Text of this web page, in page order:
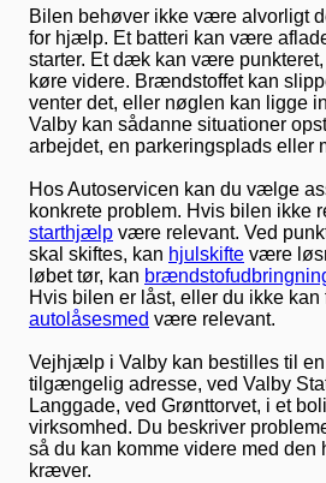
Bilen behøver ikke være alvorligt
for hjælp. Et batteri kan være
starter. Et dæk kan være
køre videre. Brændstoffet kan
venter det, eller nøglen kan ligge
Valby kan sådanne situationer
arbejdet, en parkeringsplads eller
Hos Autoservicen kan du vælge
konkrete problem. Hvis bilen ikke
starthjælp være relevant. Ved
skal skiftes, kan hjulskifte være
løbet tør, kan
Hvis bilen er låst, eller du ikke
autolåsesmed være relevant.
Vejhjælp i Valby kan bestilles til
tilgængelig adresse, ved Valby
Langgade, ved Grønttorvet, i et
virksomhed. Du beskriver
så du kan komme videre med
kræver.